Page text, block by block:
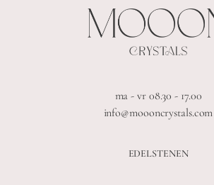
ma - vr 08.30 - 17.00
info@moooncrystals.com
EDELSTENEN